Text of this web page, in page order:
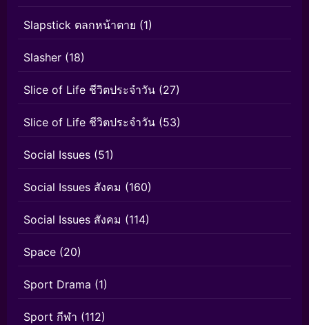
Slapstick ตลกหน้าตาย (1)
Slasher (18)
Slice of Life ชีวิตประจำวัน (27)
Slice of Life ชีวิตประจำวัน (53)
Social Issues (51)
Social Issues สังคม (160)
Social Issues สังคม (114)
Space (20)
Sport Drama (1)
Sport กีฬา (112)